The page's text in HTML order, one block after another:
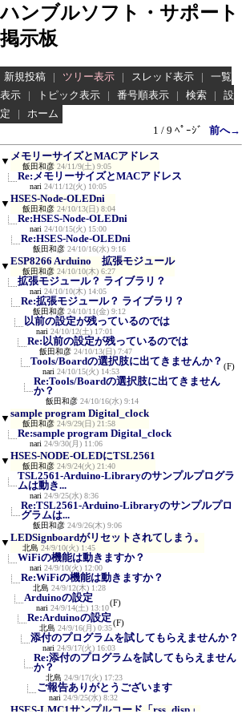
ハンブルソフト・サポート
掲示板
新規投稿 | ツリー表示 | スレッド表示 |
一覧
表示
| トピック表示 | 番号順表示 | 検索 |
設
定
|
ホーム
1 / 9 ﾍﾟｰｼﾞ
前へ→
▼ メモリーサイズとMACアドレス
飯田和彦 24/11/9(土) 9:05
Re:メモリーサイズとMACアドレス
nari 24/11/12(火) 10:05
▼ HSES-Node-OLEDni
飯田和彦 24/10/13(日) 8:04
Re:HSES-Node-OLEDni
nari 24/10/15(火) 15:00
Re:HSES-Node-OLEDni
飯田和彦 24/10/16(水) 9:16
▼ ESP8266 Arduino 拡張モジュール
飯田和彦 24/10/10(木) 6:27
拡張モジュール？ ライブラリ？
nari 24/10/10(木) 14:05
Re:拡張モジュール？ ライブラリ？
飯田和彦 24/10/11(金) 9:12
以前の設定が残っているのでは
nari 24/10/12(土) 17:01
Re:以前の設定が残っているのでは
飯田和彦 24/10/13(日) 7:47
Tools/Boardの選択肢に出てきませんか？
nari 24/10/15(火) 14:53
(F)
Re:Tools/Boardの選択肢に出てきません
か？
飯田和彦 24/10/16(水) 9:14
▼ sample program Digital_clock
飯田和彦 24/9/29(日) 21:58
Re:sample program Digital_clock
nari 24/9/30(月) 11:06
▼ HSES-NODE-OLEDにTSL2561
飯田和彦 24/9/24(火) 21:40
TSL2561-Arduino-Libraryのサンプルプログラ
ムは動き...
nari 24/9/25(水) 8:36
Re:TSL2561-Arduino-Libraryのサンプルプロ
グラムは...
飯田和彦 24/9/26(木) 9:06
▼ LEDSignboardがリセットされてしまう。
北島 24/9/10(火) 1:45
WiFiの機能は動きますか？
nari 24/9/10(火) 12:00
Re:WiFiの機能は動きますか？
北島 24/9/12(木) 1:28
Arduinoの設定
nari 24/9/14(土) 13:10
(F)
Re:Arduinoの設定
北島 24/9/16(月) 0:35
(F)
添付のプログラムを試してもらえませんか？
nari 24/9/17(火) 16:03
Re:添付のプログラムを試してもらえません
か？
北島 24/9/17(火) 17:23
ご報告ありがとうございます
nari 24/9/25(水) 8:32
HSES-LMC1サンプルコード「rss_disp」